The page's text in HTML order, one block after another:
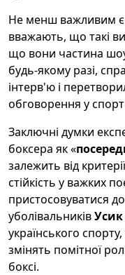
Не менш важливим є
вважають, що такі
що вони частина
будь-якому разі,
інтерв'ю і
обговорення у
Заключні думки
боксера як «
залежить від
стійкість у важких
пристосовуватися
уболівальниківУсик
українського
змінять помітної
боксі.